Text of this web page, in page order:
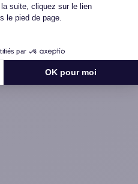
suite, cliquez sur le lien
le pied de page.
par
OK pour moi